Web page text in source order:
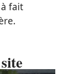
fait